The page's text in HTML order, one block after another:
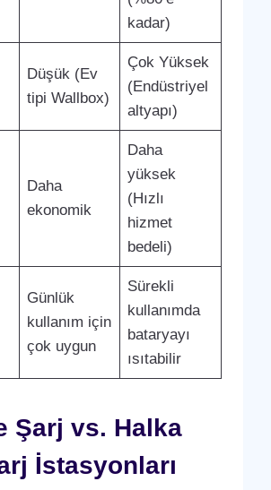
kadar)
Düşük (Ev
tipi Wallbox)
Çok Yüksek
(Endüstriyel
altyapı)
Daha
ekonomik
Daha
yüksek
(Hızlı
hizmet
bedeli)
Günlük
kullanım için
çok uygun
Sürekli
kullanımda
bataryayı
ısıtabilir
Şarj vs. Halka
İstasyonları